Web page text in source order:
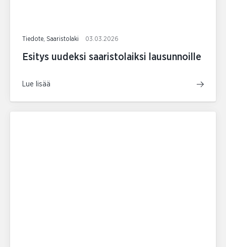
Tiedote, Saaristolaki 03.03.2026
Esitys uudeksi saaristolaiksi lausunnoille
Lue lisää